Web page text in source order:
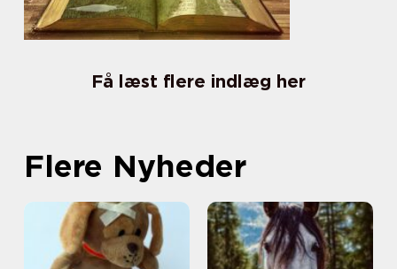
Få læst flere indlæg her
Flere Nyheder